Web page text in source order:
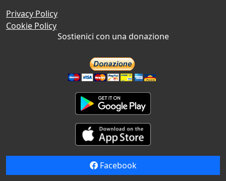
Privacy Policy
Cookie Policy
Sostienici con una donazione
Facebook